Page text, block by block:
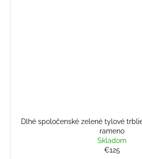
Dlhé spoločenské zelené tylové
rameno
Skladom
€125